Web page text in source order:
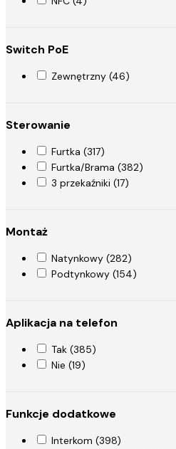
Switch PoE
Zewnętrzny (46)
Sterowanie
Furtka (317)
Furtka/Brama (382)
3 przekaźniki (17)
Montaż
Natynkowy (282)
Podtynkowy (154)
Aplikacja na telefon
Tak (385)
Nie (19)
Funkcje dodatkowe
Interkom (398)